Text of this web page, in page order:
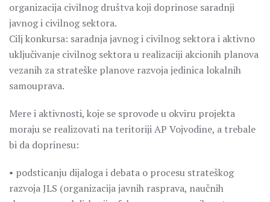
organizacija civilnog društva koji doprinose saradnji
javnog i civilnog sektora.
Cilj konkursa: saradnja javnog i civilnog sektora i aktivno
uključivanje civilnog sektora u realizaciji akcionih planova
vezanih za strateške planove razvoja jedinica lokalnih
samouprava.
Mere i aktivnosti, koje se sprovode u okviru projekta
moraju se realizovati na teritoriji AP Vojvodine, a trebale
bi da doprinesu:
• podsticanju dijaloga i debata o procesu strateškog
razvoja JLS (organizacija javnih rasprava, naučnih